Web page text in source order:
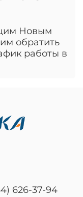
Новым
обратить
работы в
626-37-94